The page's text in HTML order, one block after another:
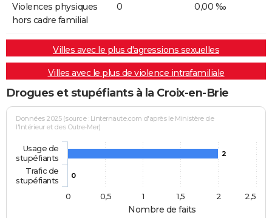
Violences physiques
hors cadre familial
0 0,00 ‰
Villes avec le plus d'agressions sexuelles
Villes avec le plus de violence intrafamiliale
Drogues et stupéfiants à la Croix-en-Brie
Nombre de faits
Données 2025 (source : Linternaute.com d'après le Ministère de
l'Intérieur et des Outre-Mer)
2
0
Usage de
stupéfiants
Trafic de
stupéfiants
0
0,5 1 1,5 2 2,5